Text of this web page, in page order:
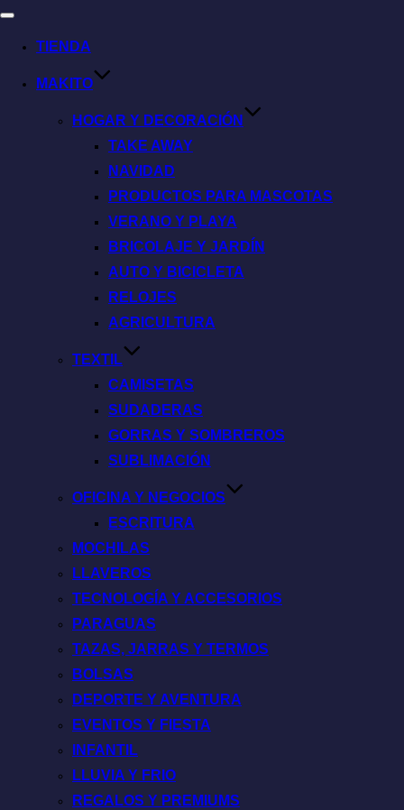
TIENDA
MAKITO
HOGAR Y DECORACIÓN
TAKE AWAY
NAVIDAD
PRODUCTOS PARA MASCOTAS
VERANO Y PLAYA
BRICOLAJE Y JARDÍN
AUTO Y BICICLETA
RELOJES
AGRICULTURA
TEXTIL
CAMISETAS
SUDADERAS
GORRAS Y SOMBREROS
SUBLIMACIÓN
OFICINA Y NEGOCIOS
ESCRITURA
MOCHILAS
LLAVEROS
TECNOLOGÍA Y ACCESORIOS
PARAGUAS
TAZAS, JARRAS Y TERMOS
BOLSAS
DEPORTE Y AVENTURA
EVENTOS Y FIESTA
INFANTIL
LLUVIA Y FRIO
REGALOS Y PREMIUMS